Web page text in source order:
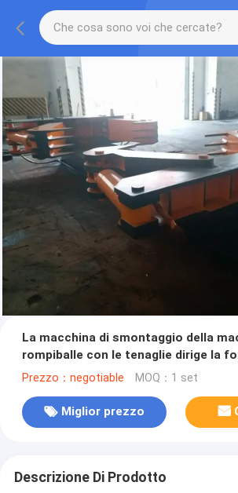
La macchina di smontaggio della
rompiballe con le tenaglie dirige la
variabile 600KN
Prezzo：negotiable MOQ：1 set
Miglior prezzo
Descrizione Di Prodotto